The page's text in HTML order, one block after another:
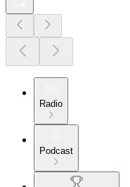
Radio
Podcast